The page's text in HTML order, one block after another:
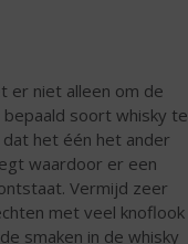
er niet alleen om de
soort whisky te
het één het ander
waardoor er een
Vermijd zeer
met veel knoflook
smaken in de whisky